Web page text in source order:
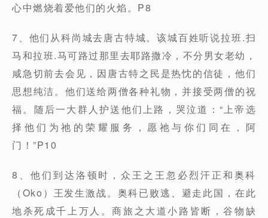
心中燃烧着爱他们的火焰。P8
7、他们从科尚城去唐古特城。该城百姓听说拉班.扫
马和拉班.马可路过那里去耶路撒冷，不分男女老幼，
咸急切前去会见，因唐古特之民是热忱的信徒，他们
思想纯洁。他们送给两僧各种礼物，并接受两僧的祝
福。随后一大群人护送他们上路，哭泣道：“上帝选
择他们为祂的荣耀服务，愿祂与你们同在，阿
门！”P10
8、他们到达洛顿时，众王之王忽必烈汗正和奥科
（Oko）王发生激战。奥科已败逃、避走此国，在此
地杀死成千上万人。商旅之大道小路皆断，谷物缺